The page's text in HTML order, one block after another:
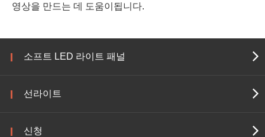
영상을 만드는 데 도움이됩니다.
소프트 LED 라이트 패널
선라이트
신청